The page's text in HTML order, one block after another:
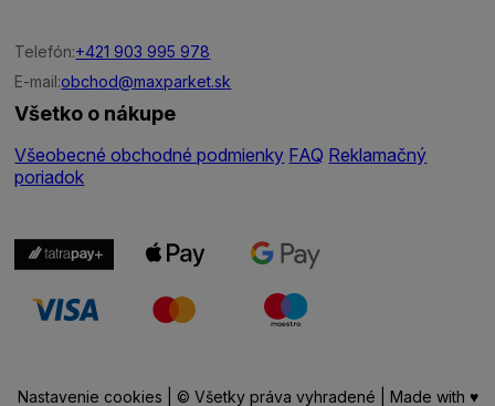
Telefón:+421 903 995 978
E-mail:obchod@maxparket.sk
Všetko o nákupe
Všeobecné obchodné podmienky FAQ Reklamačný
poriadok
Nastavenie cookies | © Všetky práva vyhradené | Made with ♥